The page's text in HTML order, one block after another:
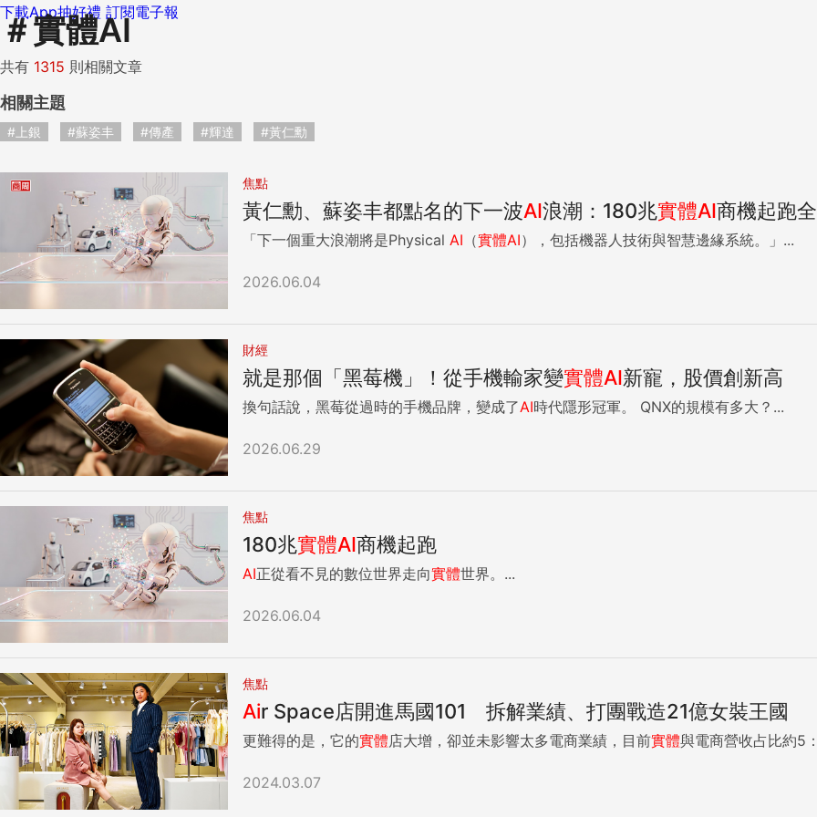
下載App抽好禮 訂閱電子報
＃實體AI
共有 1315 則相關文章
相關主題
#上銀 #蘇姿丰 #傳產 #輝達 #黃仁勳
焦點
黃仁勳、蘇姿丰都點名的下一波AI浪潮：180兆實體AI商機起跑
「下一個重大浪潮將是Physical AI （實體AI），包括機器人技術與智慧邊緣系統。」...
2026.06.04
財經
就是那個「黑莓機」！從手機輸家變實體AI新寵，股價創新高
換句話說，黑莓從過時的手機品牌，變成了AI 時代隱形冠軍。 QNX的規模有多大？...
2026.06.29
焦點
180兆實體AI商機起跑
AI正從看不見的數位世界走向實體世界。...
2026.06.04
焦點
Air Space店開進馬國101 拆解業績、打團戰造21億女裝王國
更難得的是，它的實體店大增，卻並未影響太多電商業績，目前實體與電商營收占比約5
2024.03.07